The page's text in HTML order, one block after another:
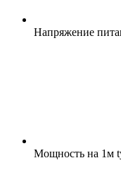
Напряжение
Мощность на 1м